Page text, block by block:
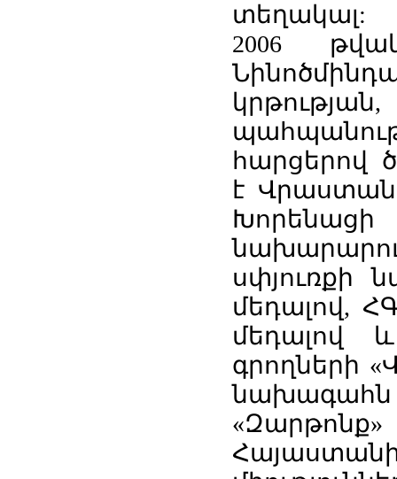
տեղակալ:
2006
հարցերով
է
սփյուռքի
մեդալով,
մեդալով
գրողների
նախագահն